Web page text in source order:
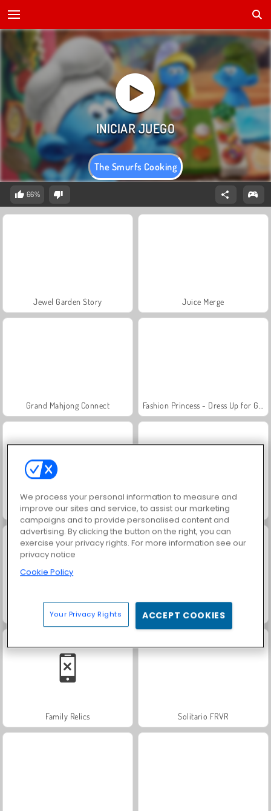
The Smurfs Cooking
66%
Jewel Garden Story Juice Merge
Grand Mahjong Connect
Masha and the Bear: Meadows Scala 40
Farm Merge Valley Trollface Quest: USA 2
Family Relics Solitario FRVR
We process your personal information to measure and
improve our sites and service, to assist our marketing
campaigns and to provide personalised content and
advertising. By clicking the button on the right, you can
exercise your privacy rights. For more information see our
privacy notice
Cookie Policy
Your Privacy Rights ACCEPT COOKIES